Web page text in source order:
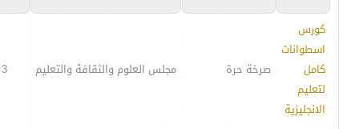
كورس
اسطوانات
كامل
لتعليم
الانجليزية
صرخة حرة مجلس العلوم والثقافة والتعليم 3